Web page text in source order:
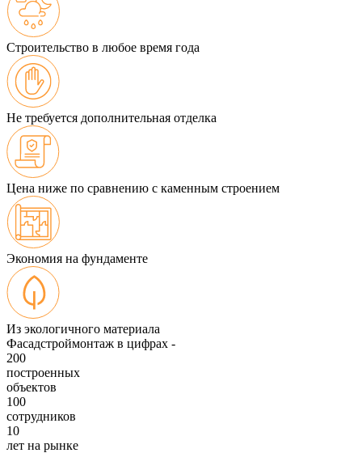
Строительство в любое время года
Не требуется дополнительная отделка
Цена ниже по сравнению с каменным строением
Экономия на фундаменте
Из экологичного материала
Фасадстроймонтаж в цифрах -
200
построенных
объектов
100
сотрудников
10
лет на рынке